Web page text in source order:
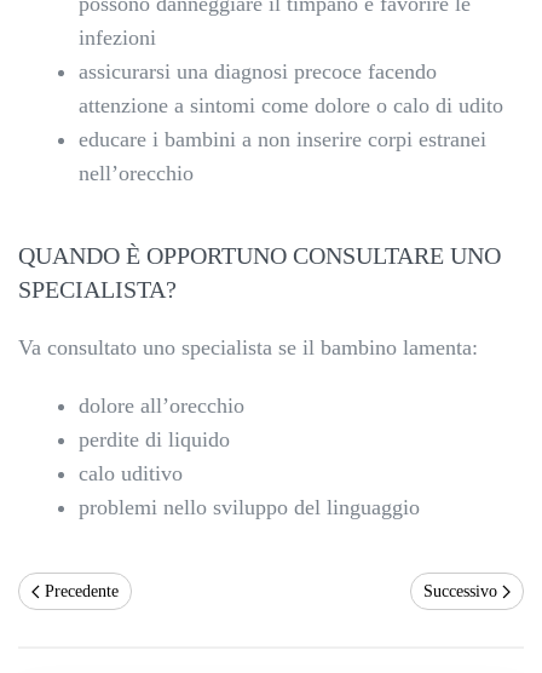
infezioni
assicurarsi una diagnosi precoce facendo
attenzione a sintomi come dolore o calo di udito
educare i bambini a non inserire corpi estranei
nell’orecchio
QUANDO È OPPORTUNO CONSULTARE UNO
SPECIALISTA?
Va consultato uno specialista se il bambino lamenta:
dolore all’orecchio
perdite di liquido
calo uditivo
problemi nello sviluppo del linguaggio
Precedente Successivo